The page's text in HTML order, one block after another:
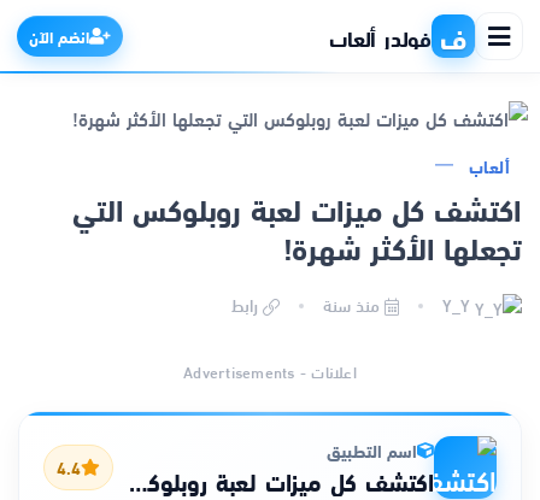
ف فولدر ألعاب انضم الآن
الرئيسية
التطبيقات
الألعاب
ذكاء اصطناعي
ألعاب
اكتشف كل ميزات لعبة روبلوكس التي
تجعلها الأكثر شهرة!
منذ سنة رابط
اعلانات - Advertisements
اسم التطبيق
اكتشف كل ميزات لعبة روبلوكس التي تجعلها الأكثر شهرة! 4.4